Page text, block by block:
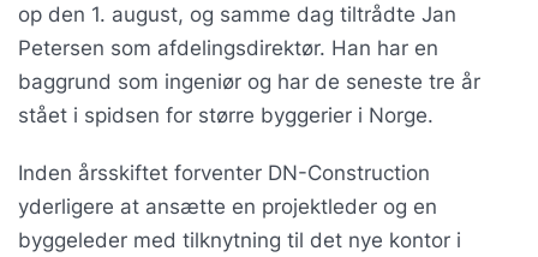
op den 1. august, og samme dag tiltrådte Jan
Petersen som afdelingsdirektør. Han har en
baggrund som ingeniør og har de seneste tre år
stået i spidsen for større byggerier i Norge.
Inden årsskiftet forventer DN-Construction
yderligere at ansætte en projektleder og en
byggeleder med tilknytning til det nye kontor i